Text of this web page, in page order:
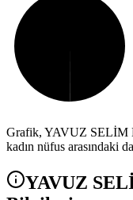
Grafik, YAVUZ SELİM
kadın nüfus arasındaki
YAVUZ